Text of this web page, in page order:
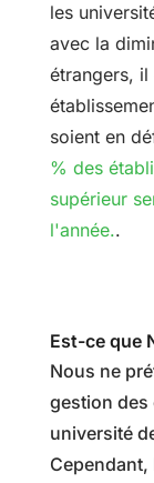
les
avec la
étrangers,
soient en
% des
supérieur
l'année..
Est-ce que
Nous ne
gestion des
université